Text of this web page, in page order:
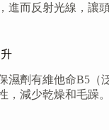
進而反射光線，讓
劑有維他命B5
減少乾燥和毛躁